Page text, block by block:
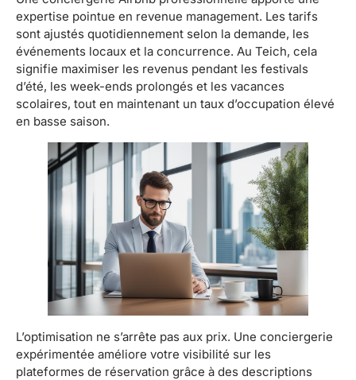
expertise pointue en revenue management. Les tarifs
sont ajustés quotidiennement selon la demande, les
événements locaux et la concurrence. Au Teich, cela
signifie maximiser les revenus pendant les festivals
d’été, les week-ends prolongés et les vacances
scolaires, tout en maintenant un taux d’occupation élevé
en basse saison.
L’optimisation ne s’arrête pas aux prix. Une conciergerie
expérimentée améliore votre visibilité sur les
plateformes de réservation grâce à des descriptions